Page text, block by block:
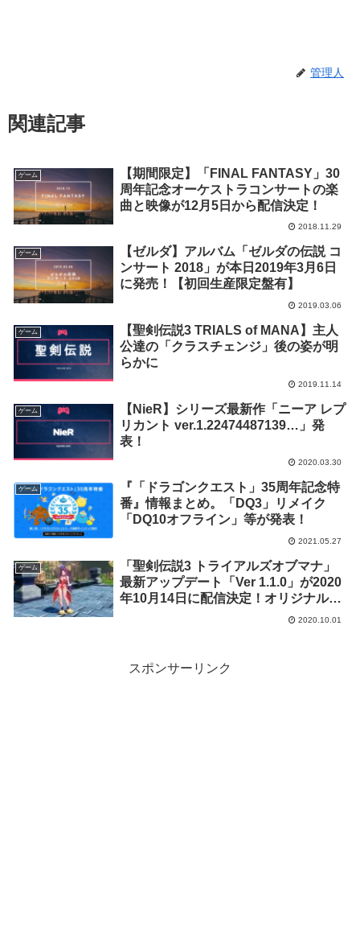
管理人
関連記事
ゲーム
【期間限定】「FINAL FANTASY」30
周年記念オーケストラコンサートの楽
曲と映像が12月5日から配信決定！
2018.11.29
ゲーム
【ゼルダ】アルバム「ゼルダの伝説 コ
ンサート 2018」が本日2019年3月6日
に発売！【初回生産限定盤有】
2019.03.06
ゲーム
【聖剣伝説3 TRIALS of MANA】主人
公達の「クラスチェンジ」後の姿が明
らかに
2019.11.14
ゲーム
【NieR】シリーズ最新作「ニーア レプ
リカント ver.1.22474487139…」発
表！
2020.03.30
ゲーム
『「ドラゴンクエスト」35周年記念特
番』情報まとめ。「DQ3」リメイク
「DQ10オフライン」等が発表！
2021.05.27
ゲーム
「聖剣伝説3 トライアルズオブマナ」
最新アップデート「Ver 1.1.0」が2020
年10月14日に配信決定！オリジナル版
2020.10.01
スポンサーリンク